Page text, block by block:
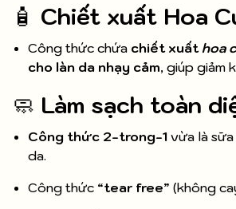
🧴 Chiết xuất Hoa
Công thức chứa chiết xuất hoa
cho làn da nhạy cảm, giúp giảm
🧼 Làm sạch toàn
Công thức 2-trong-1 vừa là
da.
Công thức “tear free” (không